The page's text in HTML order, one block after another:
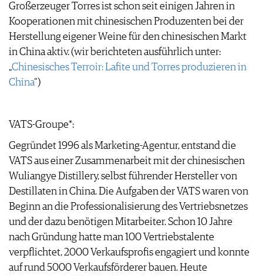
Großerzeuger Torres ist schon seit einigen Jahren in
Kooperationen mit chinesischen Produzenten bei der
Herstellung eigener Weine für den chinesischen Markt
in China aktiv. (wir berichteten ausführlich unter:
„Chinesisches Terroir: Lafite und Torres produzieren in
China“)
VATS-Groupe*:
Gegründet 1996 als Marketing-Agentur, entstand die
VATS aus einer Zusammenarbeit mit der chinesischen
Wuliangye Distillery, selbst führender Hersteller von
Destillaten in China. Die Aufgaben der VATS waren von
Beginn an die Professionalisierung des Vertriebsnetzes
und der dazu benötigen Mitarbeiter. Schon 10 Jahre
nach Gründung hatte man 100 Vertriebstalente
verpflichtet, 2000 Verkaufsprofis engagiert und konnte
auf rund 5000 Verkaufsförderer bauen. Heute